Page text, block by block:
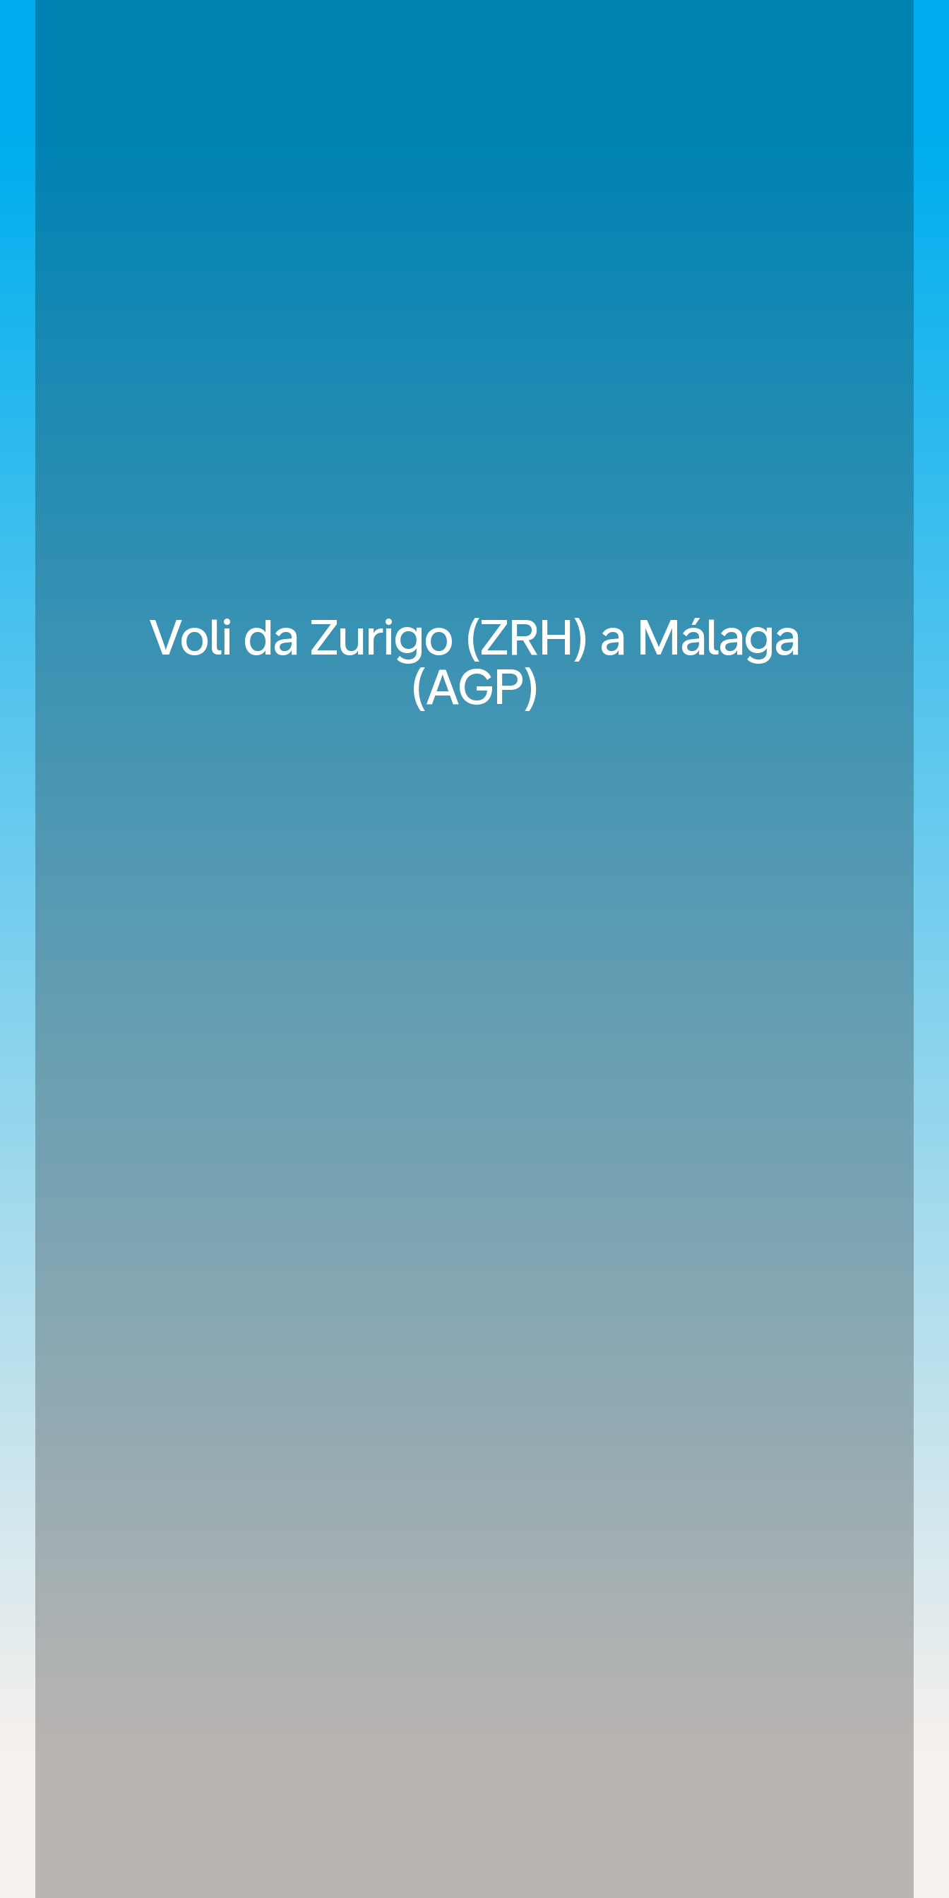
Voli da Zurigo (ZRH) a Málaga
(AGP)